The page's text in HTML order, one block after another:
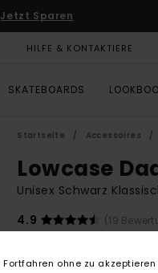
Jetzt Sparen
HILFE & KONTAKTIERE
SKATEBOARDS
Startseite Accessoires
Lowcase
Unisex Schwarz
4.9
(19
Fortfahren ohne zu akzeptieren